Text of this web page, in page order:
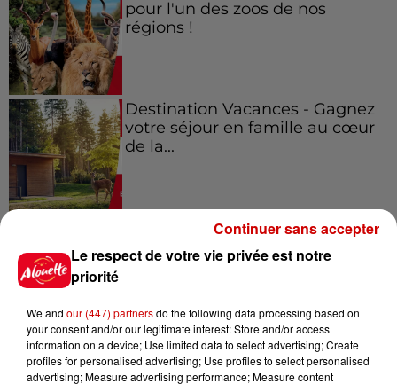
pour l'un des zoos de nos
régions !
Destination Vacances - Gagnez
votre séjour en famille au cœur
de la...
Podcasts Voir plus
Kelly Massol, figure
emblématique de
l'entrepreneuriat féminin
Le respect de votre vie privée est notre
priorité
We and our (447) partnersdo the following data processing based on
your consent and/or our legitimate interest: Store and/or access
information on a device; Use limited data to select advertising; Create
profiles for personalised advertising; Use profiles to select personalised
advertising; Measure advertising performance; Measure content
Continuer sans accepter